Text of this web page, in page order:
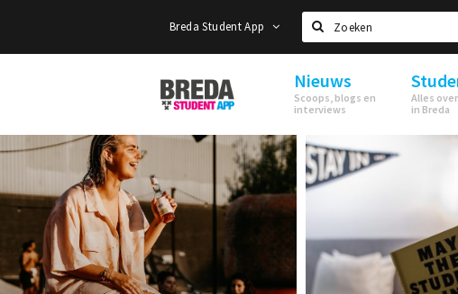
Breda Student App
Zoeken
Breda
Student
Nieuws
Scoops, blogs en
interviews
Alles
in Breda